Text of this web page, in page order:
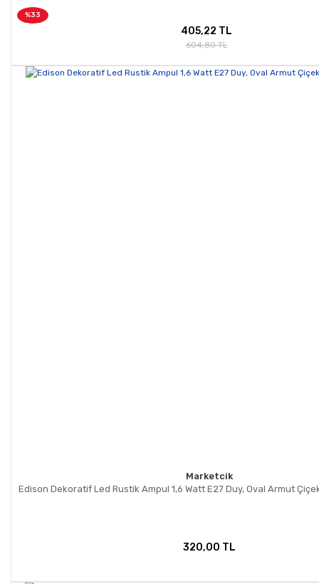
%33
405,22 TL
604,80 TL
Marketcik
Edison Dekoratif Led Rustik Ampul 1,6 Watt E27 Duy, Oval Armut
320,00 TL